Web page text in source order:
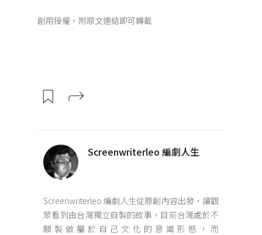
創用授權，附原文連結即可轉載
Screenwriterleo 編劇人生
Screenwriterleo 編劇人生從原創內容出發，讓觀
眾看到由台灣獨立自製的故事，目前台灣處於不
願製做屬於自己文化的意識形態，而